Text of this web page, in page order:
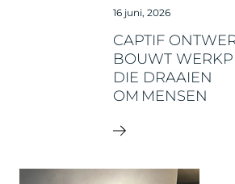
16 juni, 2026
CAPTIF
BOUWT
DIE DRAAIEN
OM MENSEN